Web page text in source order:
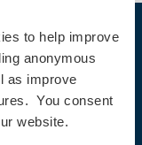
to help improve
anonymous
as improve
You consent
website.